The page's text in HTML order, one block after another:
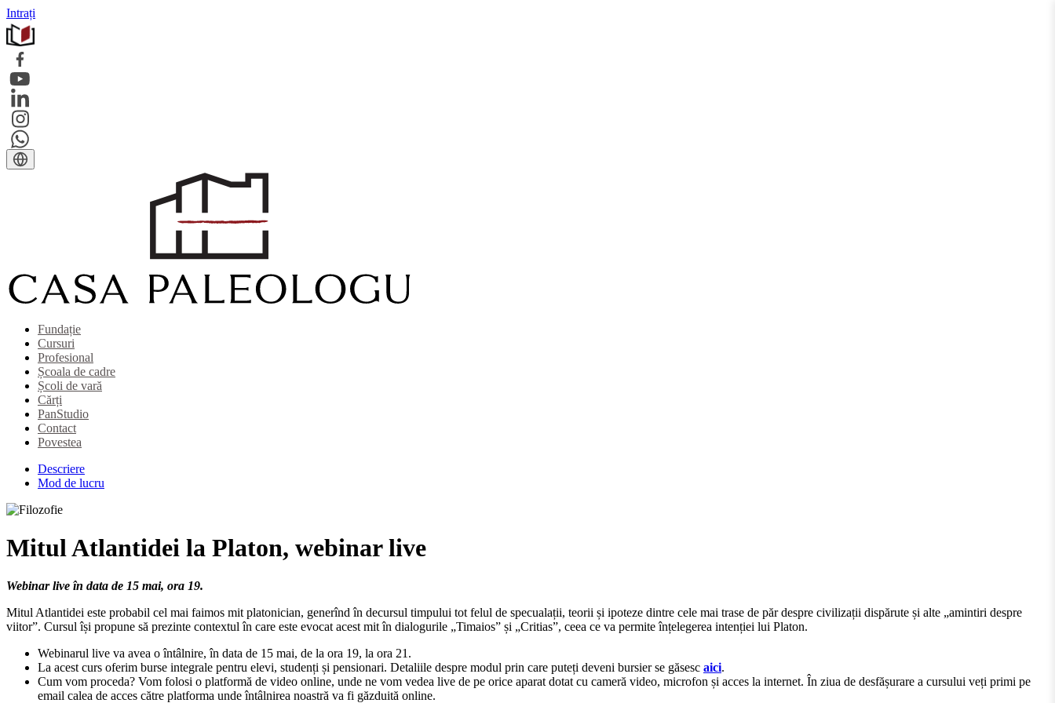
Intrați
Fundație
Cursuri
Profesional
Școala de cadre
Școli de vară
Cărți
PanStudio
Contact
Povestea
Descriere
Mod de lucru
Mitul Atlantidei la Platon, webinar live
Webinar live în data de 15 mai, ora 19.
Mitul Atlantidei este probabil cel mai faimos mit platonician, generînd în decursul timpului tot felul de specualații, teorii și ipoteze dintre cele mai trase de păr despre civilizații dispărute și alte „amintiri despre
viitor”. Cursul își propune să prezinte contextul în care este evocat acest mit în dialogurile „Timaios” și „Critias”, ceea ce va permite înțelegerea intenției lui Platon.
Webinarul live va avea o întâlnire, în data de 15 mai, de la ora 19, la ora 21.
La acest curs oferim burse integrale pentru elevi, studenți și pensionari. Detaliile despre modul prin care puteți deveni bursier se găsesc aici.
Cum vom proceda? Vom folosi o platformă de video online, unde ne vom vedea live de pe orice aparat dotat cu cameră video, microfon și acces la internet. În ziua de desfășurare a cursului veți primi pe
email calea de acces către platforma unde întâlnirea noastră va fi găzduită online.